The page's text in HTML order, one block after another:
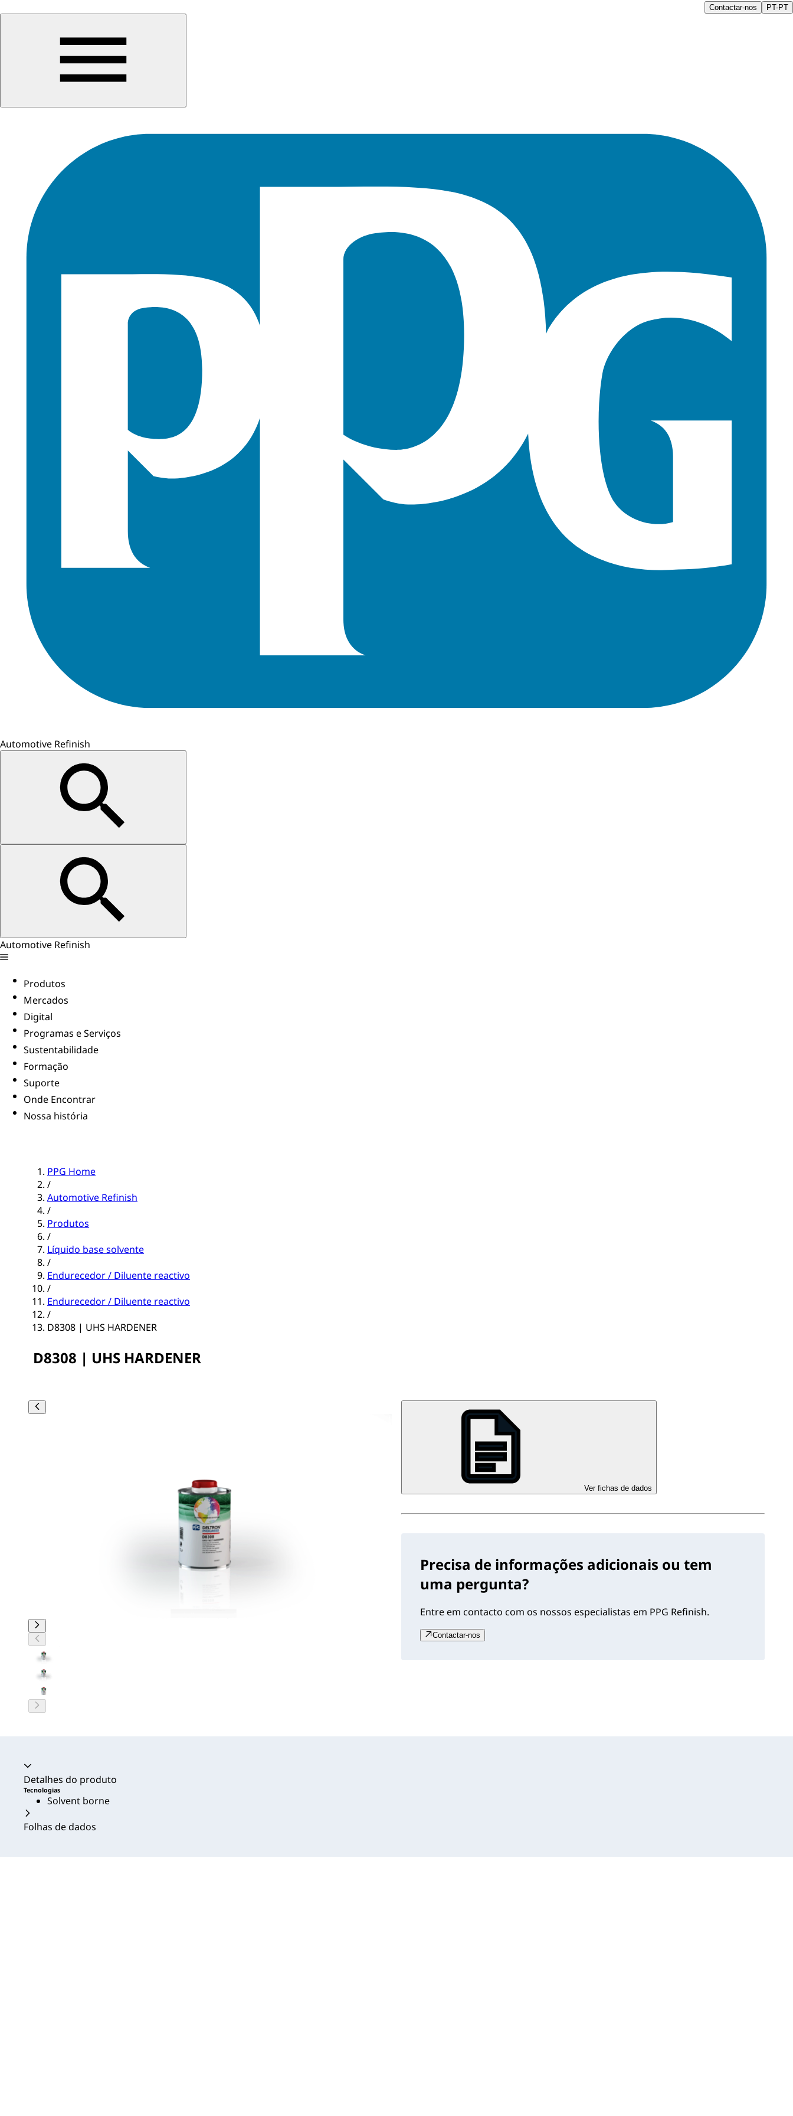
Contactar-nos PT-PT
Automotive Refinish
Automotive Refinish
Produtos
Mercados
Digital
Programas e Serviços
Sustentabilidade
Formação
Suporte
Onde Encontrar
Nossa história
PPG Home
/
Automotive Refinish
/
Produtos
/
Líquido base solvente
/
Endurecedor / Diluente reactivo
/
Endurecedor / Diluente reactivo
/
D8308 | UHS HARDENER
D8308 | UHS HARDENER
Ver fichas de dados
Precisa de informações adicionais ou tem
uma pergunta?
Entre em contacto com os nossos especialistas em PPG Refinish.
Contactar-nos
Acordeão recolhido
Detalhes do produto
Tecnologias
Solvent borne
Folhas de dados